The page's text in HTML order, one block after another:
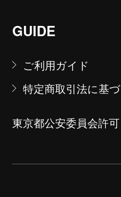
GUIDE
ご利用ガイド
特定商取引法に基
東京都公安委員会許